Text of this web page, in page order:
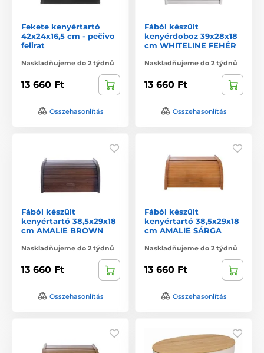
Fekete kenyértartó
42x24x16,5 cm - pečivo
felirat
Naskladňujeme do 2 týdnů
13 660 Ft
Összehasonlítás
Fából készült
kenyérdoboz 39x28x18
cm WHITELINE FEHÉR
Naskladňujeme do 2 týdnů
13 660 Ft
Összehasonlítás
Fából készült
kenyértartó 38,5x29x18
cm AMALIE BROWN
Naskladňujeme do 2 týdnů
13 660 Ft
Összehasonlítás
Fából készült
kenyértartó 38,5x29x18
cm AMALIE SÁRGA
Naskladňujeme do 2 týdnů
13 660 Ft
Összehasonlítás